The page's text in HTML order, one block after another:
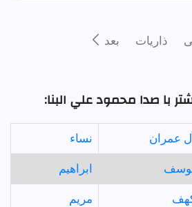
ذاريات بعد
با صدا محمود علي البنا:
آل عمران نساء
ابراهيم
مريم